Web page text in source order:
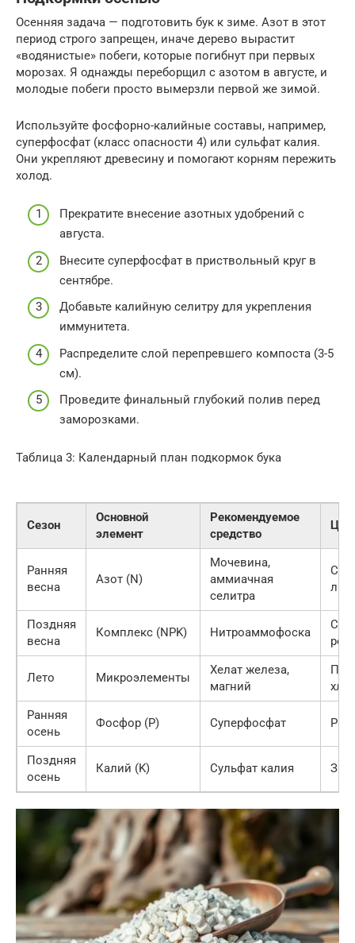
Осенняя задача — подготовить бук к зиме. Азот в этот
период строго запрещен, иначе дерево вырастит
«водянистые» побеги, которые погибнут при первых
морозах. Я однажды переборщил с азотом в августе, и
молодые побеги просто вымерзли первой же зимой.
Используйте фосфорно-калийные составы, например,
суперфосфат (класс опасности 4) или сульфат калия.
Они укрепляют древесину и помогают корням пережить
холод.
Прекратите внесение азотных удобрений с
августа.
Внесите суперфосфат в приствольный круг в
сентябре.
Добавьте калийную селитру для укрепления
иммунитета.
Распределите слой перепревшего компоста (3-5
см).
Проведите финальный глубокий полив перед
заморозками.
Таблица 3: Календарный план подкормок бука
Сезон
Основной
элемент
Рекомендуемое
средство
Ранняя
весна
Азот (N)
Мочевина,
аммиачная
селитра
Поздняя
весна
Комплекс (NPK) Нитроаммофоска
рост
Лето Микроэлементы
Хелат железа,
магний
Ранняя
осень
Фосфор (P) Суперфосфат
Поздняя
осень
Калий (K) Сульфат калия